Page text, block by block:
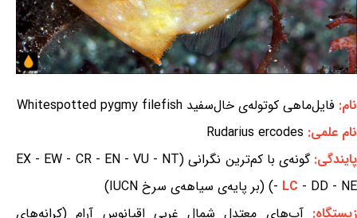
نام: فایل‌ماهی کوتوله‌ی خال‌سفید Whitespotted pygmy filefish
نام علمی: Rudarius ercodes
پایندگی:
گونه‌ی با کم‌ترین نگرانی (EX - EW - CR - EN - VU - NT
- LC - DD - NE) (بر پایه‌ی سیاهه‌ی سرخ IUCN)
زیستگاه:آب‌های معتدل شمال غربی اقیانوس آرام (کرانه‌های